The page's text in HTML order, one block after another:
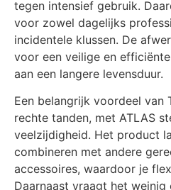
tegen intensief gebruik.
voor zowel dagelijks
incidentele klussen. De
voor een veilige en
aan een langere levensduur.
Een belangrijk voordeel van
rechte tanden, met ATLAS
veelzijdigheid. Het product
combineren met andere
accessoires, waardoor je
Daarnaast vraagt het